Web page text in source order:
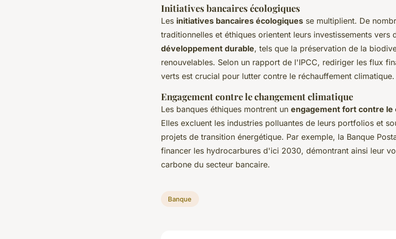
Initiatives bancaires écologiques
Les initiatives bancaires écologiques se multiplient. De
traditionnelles et éthiques orientent leurs investissements vers
développement durable, tels que la préservation de la
renouvelables. Selon un rapport de l'IPCC, rediriger les flux
verts est crucial pour lutter contre le réchauffement climatique.
Engagement contre le changement climatique
Les banques éthiques montrent un engagement fort contre le
Elles excluent les industries polluantes de leurs portfolios et
projets de transition énergétique. Par exemple, la Banque
financer les hydrocarbures d'ici 2030, démontrant ainsi leur
carbone du secteur bancaire.
Banque